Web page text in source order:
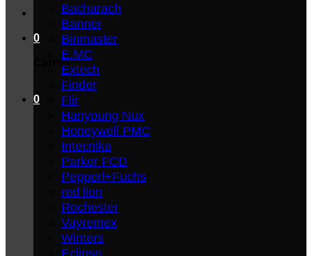
0
Carrito
0
Bacharach
Banner
Binmaster
E.MC
Extech
Finder
Flir
Hanyoung Nux
Honeywell PMC
Intecnika
Parker FCD
Pepperl+Fuchs
red lion
Rochester
Vayremex
Winters
Eclipse